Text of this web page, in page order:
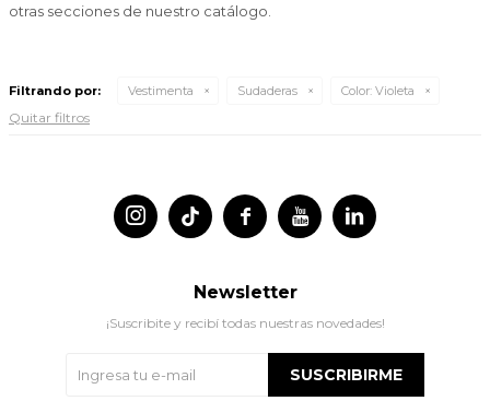
otras secciones de nuestro catálogo.
Filtrando por: Vestimenta Sudaderas Color: Violeta
Quitar filtros
 
 
Newsletter
¡Suscribite y recibí todas nuestras novedades!
SUSCRIBIRME